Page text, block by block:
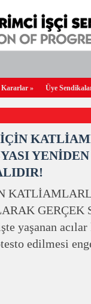
Kararlar » Üye
GERÇEK
acılar
edilmesi